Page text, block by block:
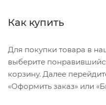
Как купить
Для покупки товара в
выберите
корзину. Далее
«Оформить заказ» или